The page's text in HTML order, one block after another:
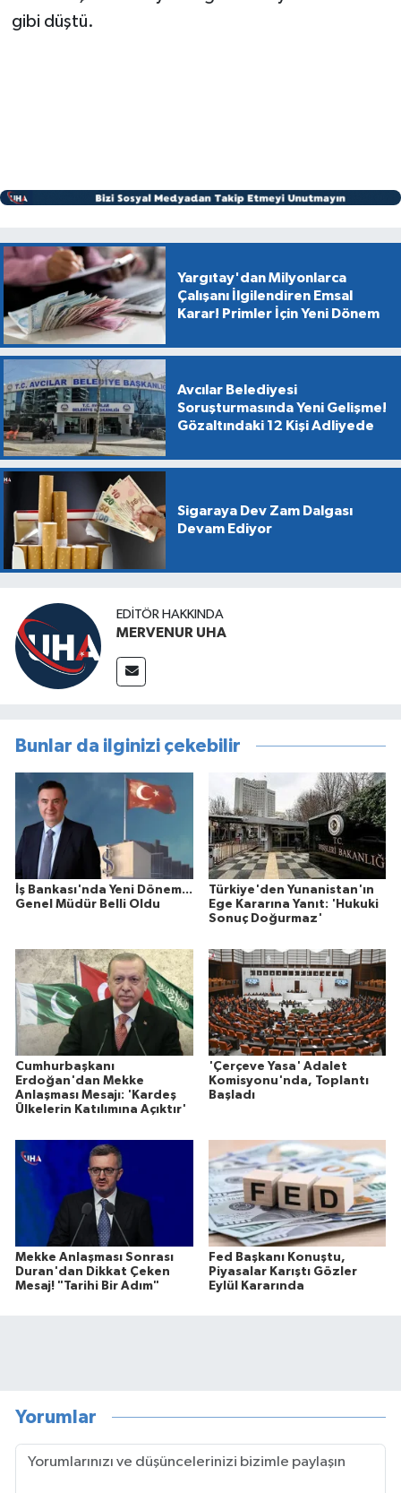
gibi düştü.
Yargıtay'dan Milyonlarca
Çalışanı İlgilendiren Emsal
Karar! Primler İçin Yeni Dönem
Avcılar Belediyesi
Soruşturmasında Yeni Gelişme!
Gözaltındaki 12 Kişi Adliyede
Sigaraya Dev Zam Dalgası
Devam Ediyor
EDITÖR HAKKINDA
MERVENUR UHA
Bunlar da ilginizi çekebilir
İş Bankası'nda Yeni Dönem...
Genel Müdür Belli Oldu
Türkiye'den Yunanistan'ın
Ege Kararına Yanıt: 'Hukuki
Sonuç Doğurmaz'
Cumhurbaşkanı
Erdoğan'dan Mekke
Anlaşması Mesajı: 'Kardeş
Ülkelerin Katılımına Açıktır'
'Çerçeve Yasa' Adalet
Komisyonu'nda, Toplantı
Başladı
Mekke Anlaşması Sonrası
Duran'dan Dikkat Çeken
Mesaj! "Tarihi Bir Adım"
Fed Başkanı Konuştu,
Piyasalar Karıştı Gözler
Eylül Kararında
Yorumlar